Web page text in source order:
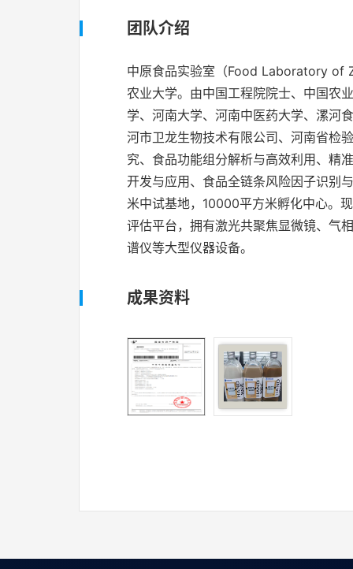
团队介绍
中原食品实验室（Food Laboratory of
农业大学。由中国工程院院士、中国农
学、河南大学、河南中医药大学、漯河
河市卫龙生物技术有限公司、河南省检
究、食品功能组分解析与高效利用、精
开发与应用、食品全链条风险因子识别
米中试基地，10000平方米孵化中心。
评估平台，拥有激光共聚焦显微镜、气
谱仪等大型仪器设备。
成果资料